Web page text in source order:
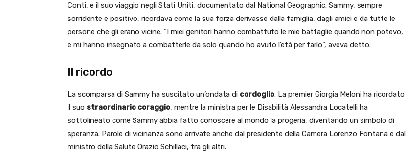
Conti, e il suo viaggio negli Stati Uniti, documentato dal National Geographic. Sammy, sempre
sorridente e positivo, ricordava come la sua forza derivasse dalla famiglia, dagli amici e da tutte le
persone che gli erano vicine. “I miei genitori hanno combattuto le mie battaglie quando non potevo,
e mi hanno insegnato a combatterle da solo quando ho avuto l’età per farlo”, aveva detto.
Il ricordo
La scomparsa di Sammy ha suscitato un’ondata di cordoglio. La premier Giorgia Meloni ha ricordato
il suo straordinario coraggio, mentre la ministra per le Disabilità Alessandra Locatelli ha
sottolineato come Sammy abbia fatto conoscere al mondo la progeria, diventando un simbolo di
speranza. Parole di vicinanza sono arrivate anche dal presidente della Camera Lorenzo Fontana e dal
ministro della Salute Orazio Schillaci, tra gli altri.